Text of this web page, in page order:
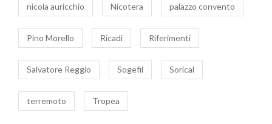
nicola auricchio Nicotera palazzo convento
Pino Morello Ricadi Riferimenti
Salvatore Reggio Sogefil Sorical
terremoto Tropea